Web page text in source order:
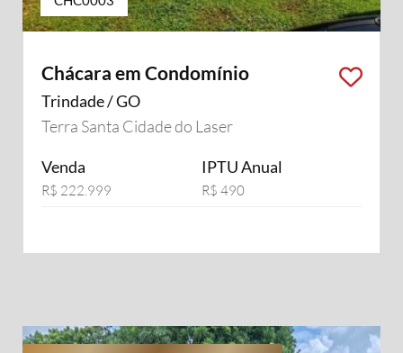
Chácara em Condomínio
Trindade / GO
Terra Santa Cidade do Laser
Venda
R$ 222.999
IPTU Anual
R$ 490